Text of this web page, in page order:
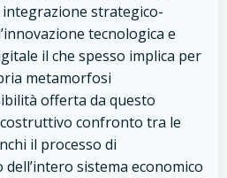
strategico-
tecnologica e
il che spesso implica per
metamorfosi
offerta da questo
confronto tra le
il processo di
sistema economico